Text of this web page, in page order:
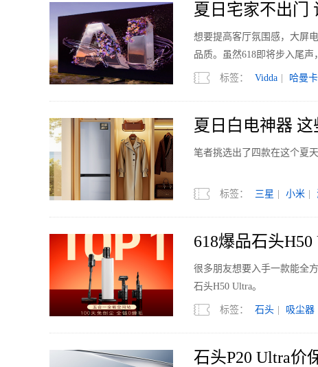
夏日宅家不出门
想要提高客厅氛围感，大屏
品质。虽然618即将步入尾
标签： Vidda 哈曼
夏日白电神器 这
笔者挑选出了四款在这个夏
标签： 三星 小米
618爆品石头
很多朋友想要入手一款能全
石头H50 Ultra。
标签： 石头 吸尘器
石头P20 Ultra价